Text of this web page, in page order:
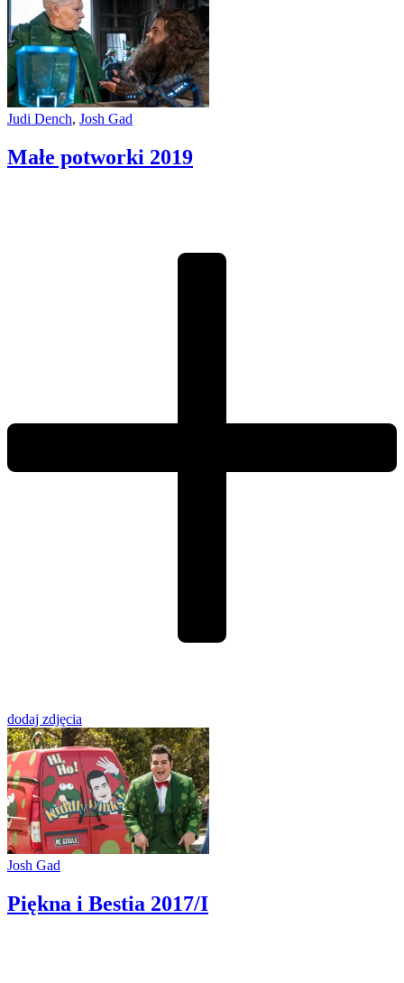
Judi Dench, Josh Gad
Małe potworki 2019
dodaj zdjęcia
Josh Gad
Piękna i Bestia 2017/I